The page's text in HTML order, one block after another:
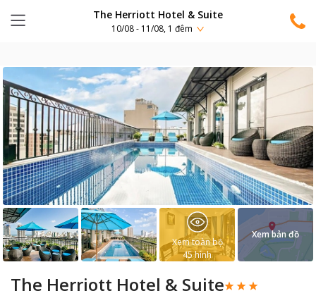
The Herriott Hotel & Suite
10/08 - 11/08, 1 đêm
The Herriott Hotel & Suite
Xem toàn bộ
45hình
Xem bản đồ